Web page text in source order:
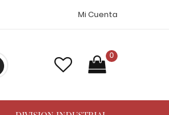
Mi Cuenta
0